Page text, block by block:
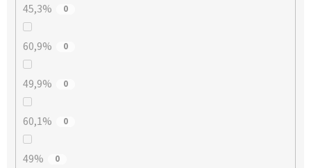
45,3% 0
60,9% 0
49,9% 0
60,1% 0
49% 0